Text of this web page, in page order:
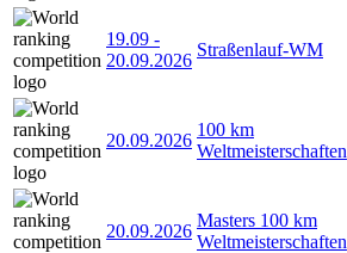
19.09 -
20.09.2026
Straßenlauf-WM
20.09.2026
100 km
Weltmeisterschaften
20.09.2026
Masters 100 km
Weltmeisterschaften